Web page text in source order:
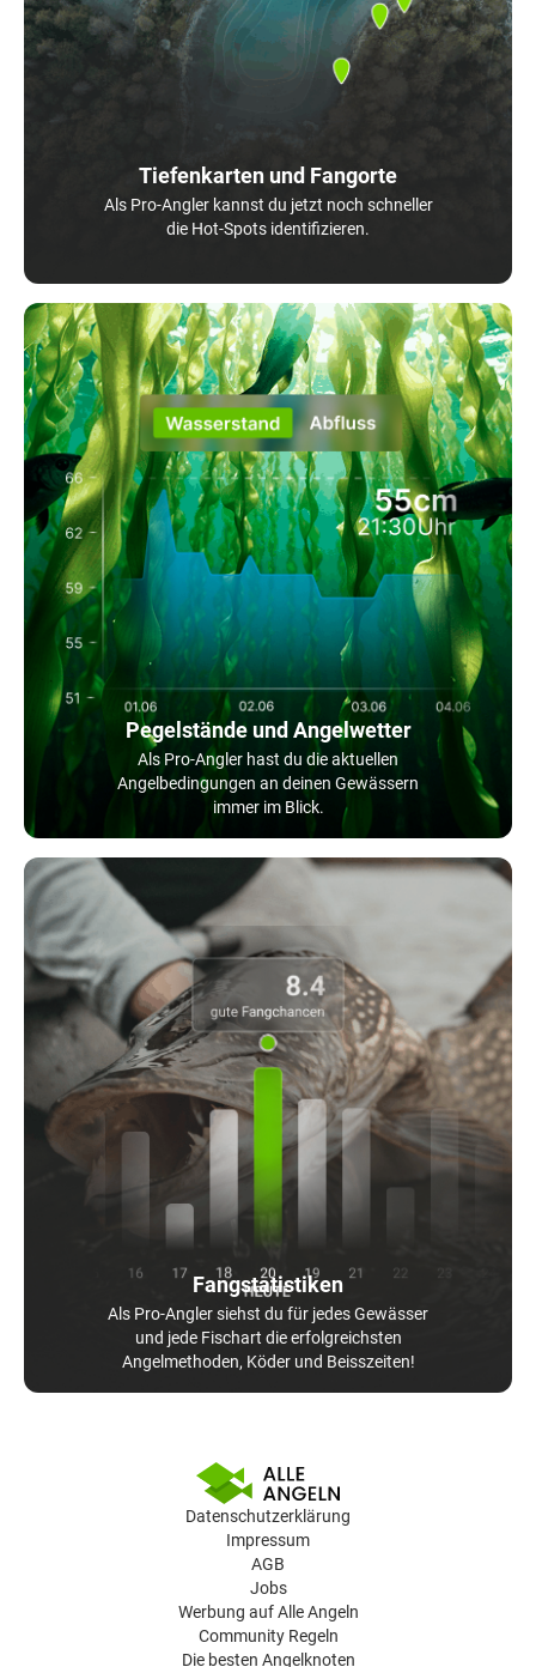
Tiefenkarten und Fangorte
Als Pro-Angler kannst du jetzt noch schneller
die Hot-Spots identifizieren.
Pegelstände und Angelwetter
Als Pro-Angler hast du die aktuellen
Angelbedingungen an deinen Gewässern
immer im Blick.
Fangstatistiken
Als Pro-Angler siehst du für jedes Gewässer
und jede Fischart die erfolgreichsten
Angelmethoden, Köder und Beisszeiten!
Datenschutzerklärung
Impressum
AGB
Jobs
Werbung auf Alle Angeln
Community Regeln
Die besten Angelknoten